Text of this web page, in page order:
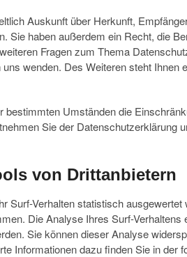
Auskunft über Herkunft,
Sie haben außerdem ein Recht, die
Fragen zum Thema
wenden. Des Weiteren steht Ihnen
Umständen die
Sie der Datenschutzerklärung
von Drittanbietern
Surf-Verhalten statistisch
Die Analyse Ihres Surf-
Sie können dieser Analyse
Informationen dazu finden Sie in der